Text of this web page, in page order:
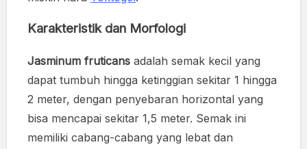
Karakteristik dan Morfologi
Jasminum fruticans adalah semak kecil yang
dapat tumbuh hingga ketinggian sekitar 1 hingga
2 meter, dengan penyebaran horizontal yang
bisa mencapai sekitar 1,5 meter. Semak ini
memiliki cabang-cabang yang lebat dan